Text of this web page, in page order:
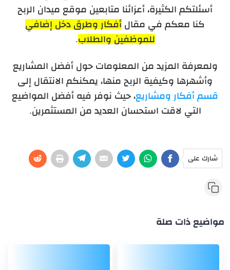
أسئلتكم الكثيرة، أعزائنا متابعين موقع ميدان الربح
كنا معكم في مقال أفكار وطرق دخل إضافي
للموظفين والطلاب.
ولمعرفة المزيد من المعلومات حول أفضل المشاريع
وأشهرها وكيفية الربح منها، يمكنكم الانتقال إلى
قسم أفكار ومشاريع، حيث نوفر فيه أفضل المواضيع
التي لاقت استحسان العديد من المستثمرين.
شارك على
مواضيع ذات صلة